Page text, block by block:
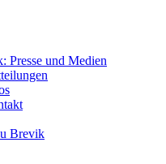
Presse und Medien
Brevik